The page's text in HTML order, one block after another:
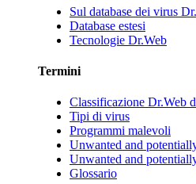
Sul database dei virus
Database estesi
Tecnologie Dr.Web
Termini
Classificazione Dr.Web
Tipi di virus
Programmi malevoli
Unwanted and
Unwanted and
Glossario